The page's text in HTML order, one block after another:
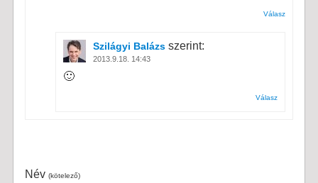
Válasz
Szilágyi Balázs szerint:
2013.9.18. 14:43
🙂
Válasz
Név (kötelező)